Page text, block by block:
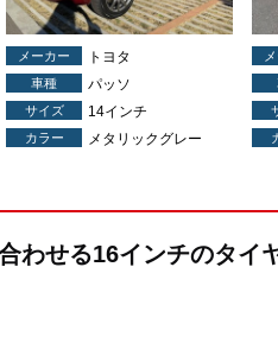
メーカー トヨタ
車種 パッソ
サイズ 14インチ
カラー メタリックグレー
わせる16インチのタイ